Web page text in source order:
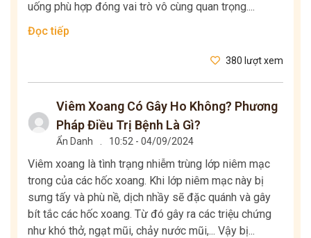
uống phù hợp đóng vai trò vô cùng quan trọng....
Đọc tiếp
380 lượt xem
Viêm Xoang Có Gây Ho Không? Phương
Pháp Điều Trị Bệnh Là Gì?
Ẩn Danh 10:52 - 04/09/2024
Viêm xoang là tình trạng nhiễm trùng lớp niêm mạc
trong của các hốc xoang. Khi lớp niêm mạc này bị
sưng tấy và phù nề, dịch nhầy sẽ đặc quánh và gây
bít tắc các hốc xoang. Từ đó gây ra các triệu chứng
như khó thở, ngạt mũi, chảy nước mũi,... Vậy bị...